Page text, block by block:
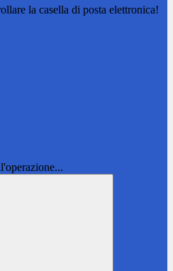
la casella di posta elettronica!